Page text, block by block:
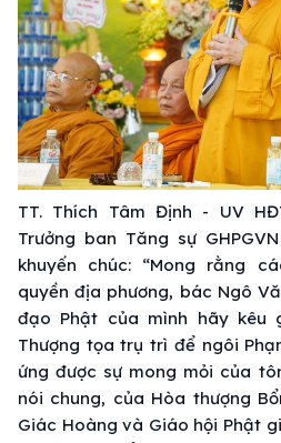
TT. Thích Tâm Định - UV
Trưởng ban Tăng sự
khuyến chúc: “Mong rằng
quyền địa phương, bác Ngô
đạo Phật của mình hãy kêu
Thượng tọa trụ trì để ngôi
ứng được sự mong mỏi của
nói chung, của Hòa thượng
Giác Hoàng và Giáo hội Phật